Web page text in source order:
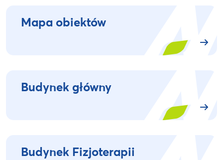
Mapa obiektów
Budynek główny
Budynek Fizjoterapii